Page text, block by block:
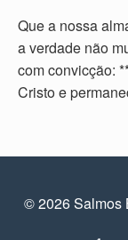
Que a nossa
a verdade não
com convicção:
Cristo e
© 2026 Salmos